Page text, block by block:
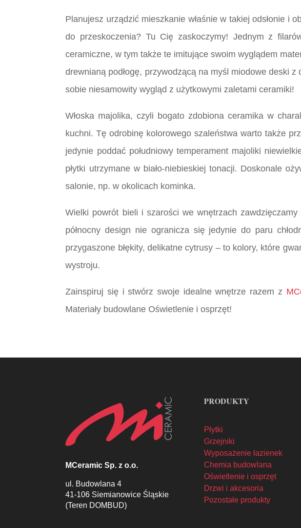
Planujesz urządzić mieszkanie właśnie w takiej odsłonie i
do przeskoczenia? Tu Cię zaskoczymy! Jednym z
ceramiczne, w tym także te imitujące swoim wyglądem
drewnianą podłogę, przywodzącą na myśl miodowe deski
sobie niesamowity wygląd z użytkowymi zaletami ceramiki!
Włoska majolika, czyli bogato zdobiona ceramika w
kuchni. Tę odrobinę kolorowego szaleństwa warto także
jedynie poddać południowy temperament majoliki
płytki utrzymane w biało-niebieskiej tonacji. Doskonale
salonie, np. w okolicach kominka.
Wielki powrót bieli i szarości we wnętrzach
północny design nie ogranicza się jedynie do paru
przygaszone błękity, delikatne cytrusy – to kolory, które
wystroju.
Zainspiruj się i stwórz swoje idealne wnętrze razem z
Materiały budowlane Oświetlenie i osprzęt!
MCeramic Sp. z o.o.
ul. Budowlana 4
41-106 Siemianowice Śląskie
(Teren DOMBUD)
PRODUKTY
Płytki
Grzejniki
Wyposażenie łazienek
Chemia budowlana
Oświetlenie i osprzęt
Drzwi i akcesoria
Pozostałe produkty